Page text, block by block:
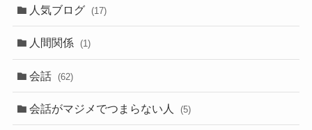
人気ブログ (17)
人間関係 (1)
会話 (62)
会話がマジメでつまらない人 (5)